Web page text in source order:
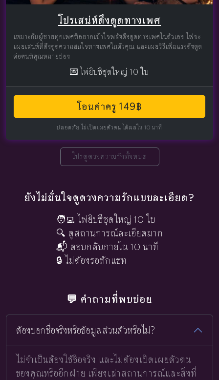
โปรเสน่ห์ดึงดูดทางเพศ
เหมาะกับผู้ชายทุกเพศที่อยากเข้าใจพลังดึงดูดทางเพศในตัวเอง ไพ่จะ
เผยเสน่ห์ที่ดึงดูดความสนใจทางเพศในตัวคุณ และเผยวิธีเพิ่มแรงดึงดูด
ต่อคนที่คุณหมายปอง
💌 ไพ่ยิปซีชุดใหญ่ 10 ใบ
โอนค่าครู 149฿
ปลอดภัย ไม่เปิดเผยตัวตน ได้ผลใน 10 นาที
โปรดูดวงความรักทั้งหมด
ยังไม่มั่นใจดูดวงความรักแบบละเอียด?
🧑‍💻 ไพ่ยิปซีชุดใหญ่ 10 ใบ
🔍 ดูสถานการณ์ละเอียดมาก
📬 ตอบกลับภายใน 10 นาที
🔒 ไม่ต้องรอทักแชท
💬 คำถามที่พบบ่อย
ต้องบอกชื่อจริงหรือข้อมูลส่วนตัวหรือไม่?
ไม่จำเป็นต้องใช้ชื่อจริง และไม่ต้องเปิดเผยตัวตน
ของคุณหรืออีกฝ่าย เพียงเล่าสถานการณ์และสิ่งที่